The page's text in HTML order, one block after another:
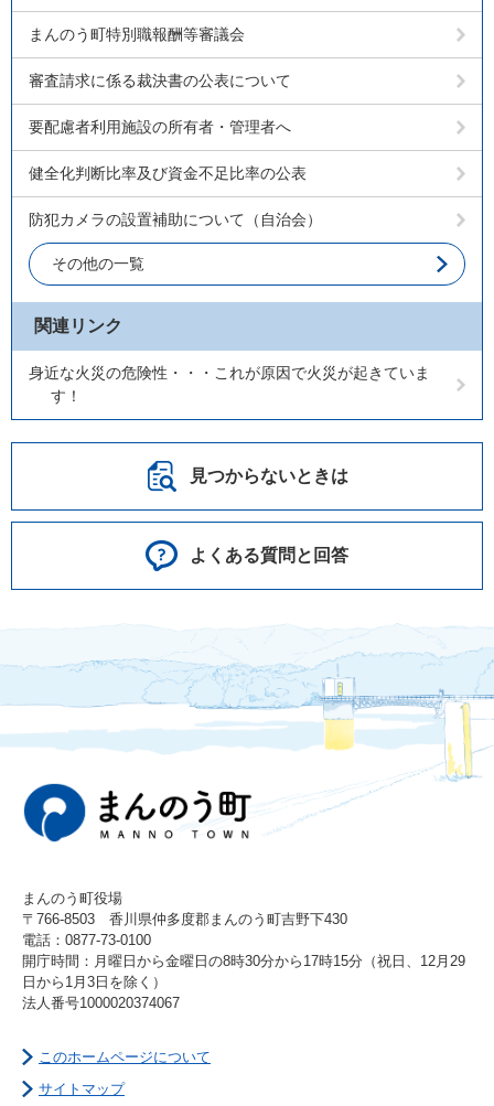
まんのう町特別職報酬等審議会
審査請求に係る裁決書の公表について
要配慮者利用施設の所有者・管理者へ
健全化判断比率及び資金不足比率の公表
防犯カメラの設置補助について（自治会）
その他の一覧
関連リンク
身近な火災の危険性・・・これが原因で火災が起きていま
す！
見つからないときは
よくある質問と回答
まんのう町役場
〒766-8503 香川県仲多度郡まんのう町吉野下430
電話：0877-73-0100
開庁時間：月曜日から金曜日の8時30分から17時15分（祝日、12月29
日から1月3日を除く）
法人番号1000020374067
このホームページについて
サイトマップ